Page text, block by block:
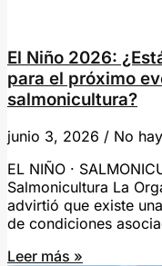
El Niño 2026:
para el próximo
salmonicultura?
junio 3, 2026
No
EL NIÑO ·
Salmonicultura La
advirtió que existe
de condiciones
Leer más »